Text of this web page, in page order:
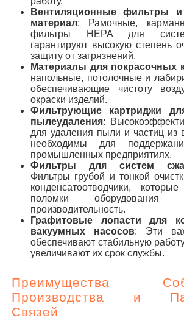
Вентиляционные фильтры
материал: Рамочные,
фильтры HEPA для
гарантируют высокую степень
защиту от загрязнений.
Материалы для покрасочных
напольные, потолочные и
обеспечивающие чистоту
окраски изделий.
Фильтрующие картриджи
пылеудаления:
для удаления пыли и частиц из
необходимы для
промышленных предприятиях.
Фильтры для систем
Фильтры грубой и тонкой
конденсатоотводчики,
поломки
производительность.
Графитовые лопасти для
вакуумных насосов: Эти
обеспечивают стабильную
увеличивают их срок службы.
Преимущества
Производства и
Связей